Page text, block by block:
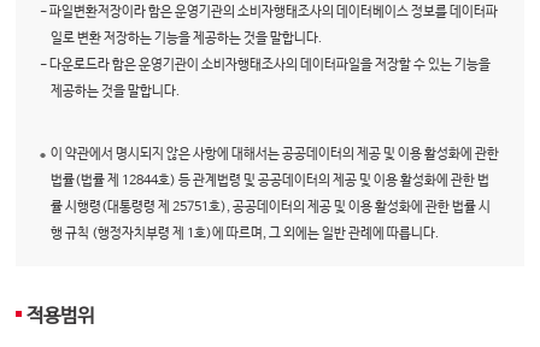
- 파일변환저장이라 함은 운영기관의 소비자행태조사의 데이터베이스 정보를 데이터파
일로 변환 저장하는 기능을 제공하는 것을 말합니다.
- 다운로드라 함은 운영기관이 소비자행태조사의 데이터파일을 저장할 수 있는 기능을
제공하는 것을 말합니다.
이 약관에서 명시되지 않은 사항에 대해서는 공공데이터의 제공 및 이용 활성화에 관한
법률(법률 제 12844호) 등 관계법령 및 공공데이터의 제공 및 이용 활성화에 관한 법
률 시행령(대통령령 제 25751호), 공공데이터의 제공 및 이용 활성화에 관한 법률 시
행 규칙 (행정자치부령 제 1호)에 따르며, 그 외에는 일반 관례에 따릅니다.
적용범위